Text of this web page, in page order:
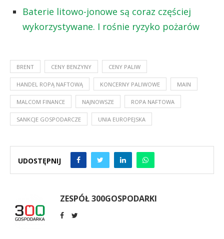
Baterie litowo-jonowe są coraz częściej
wykorzystywane. I rośnie ryzyko pożarów
BRENT CENY BENZYNY CENY PALIW
HANDEL ROPĄ NAFTOWĄ KONCERNY PALIWOWE MAIN
MALCOM FINANCE NAJNOWSZE ROPA NAFTOWA
SANKCJE GOSPODARCZE UNIA EUROPEJSKA
UDOSTĘPNIJ
ZESPÓŁ 300GOSPODARKI